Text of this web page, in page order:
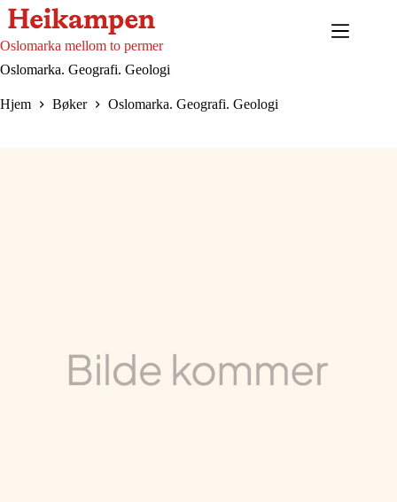
Hopp
til
innholdet
Oslomarka mellom to permer
Oslomarka. Geografi. Geologi
Hjem Bøker Oslomarka. Geografi. Geologi